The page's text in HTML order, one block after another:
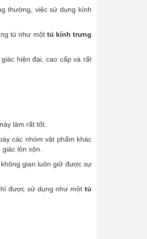
thường, việc sử dụng kính
tủ như một tủ kính trưng
hiện đại, cao cấp và rất
làm rất tốt.
các nhóm vật phẩm khác
lộn xộn.
gian luôn giữ được sự
được sử dụng như một tủ